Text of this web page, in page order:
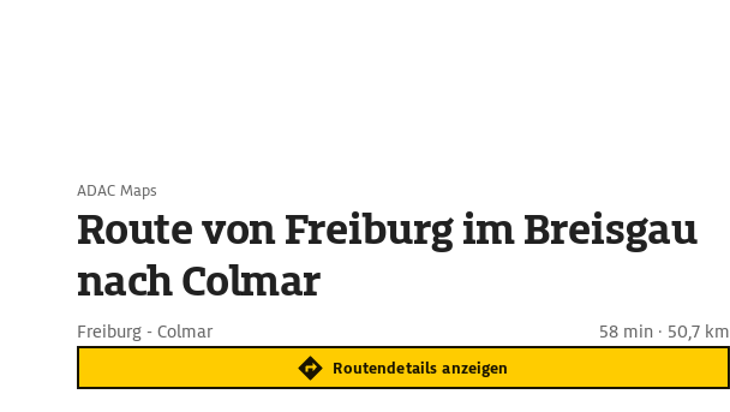
ADAC Maps
Route von Freiburg im Breisgau
nach Colmar
Freiburg - Colmar 58 min · 50,7 km
Routendetails anzeigen